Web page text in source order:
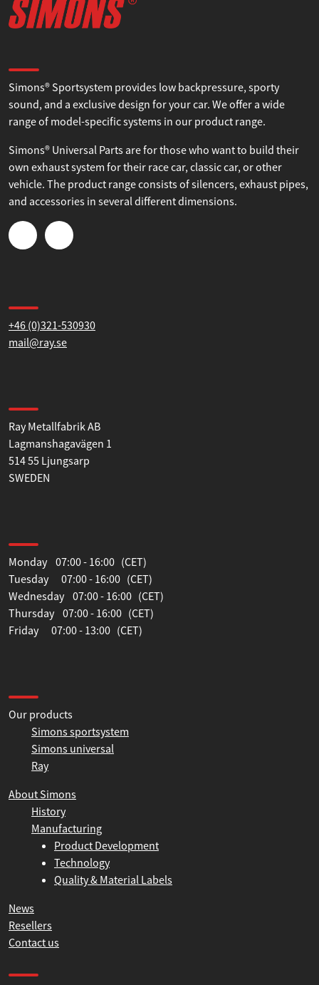
och annonserna till användarna, tillhandahålla funktioner
för sociala medier och analysera vår trafik. Vi
Dessa kan i sin tur kombinera informationen med annan
information som du har tillhandahållit eller som de har
samlat in när du har använt deras tjänster.
Samtyckesval
Nödvändig
Inställningar
Statistik
Simons® Sportsystem provides low backpressure, sporty
sound, and a exclusive design for your car. We offer a wide
range of model-specific systems in our product range.
Simons® Universal Parts are for those who want to build their
own exhaust system for their race car, classic car, or other
vehicle. The product range consists of silencers, exhaust pipes,
and accessories in several different dimensions.
+46 (0)321-530930
mail@ray.se
Ray Metallfabrik AB
Lagmanshagavägen 1
514 55 Ljungsarp
SWEDEN
Monday 07:00 - 16:00 (CET)
Tuesday 07:00 - 16:00 (CET)
Wednesday 07:00 - 16:00 (CET)
Thursday 07:00 - 16:00 (CET)
Friday 07:00 - 13:00 (CET)
Our products
Simons sportsystem
Simons universal
Ray
About Simons
History
Manufacturing
Product Development
Technology
Quality & Material Labels
News
Resellers
Contact us